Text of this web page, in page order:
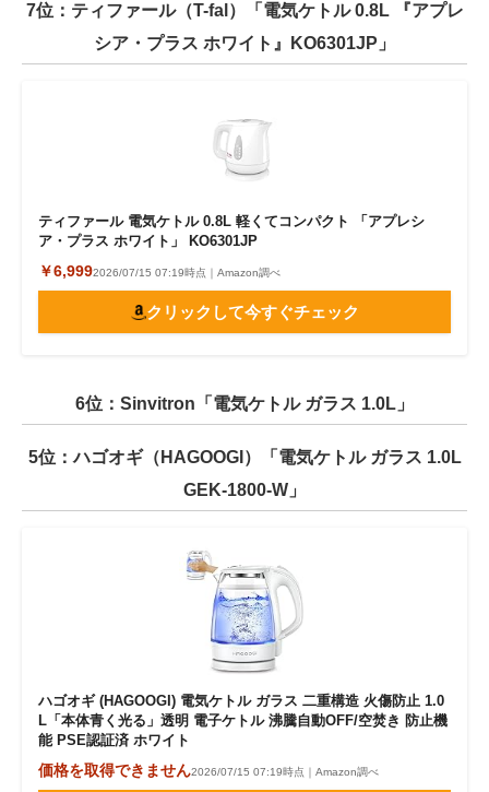
7位：ティファール（T-fal）「電気ケトル 0.8L 『アプレ
シア・プラス ホワイト』KO6301JP」
ティファール 電気ケトル 0.8L 軽くてコンパクト 「アプレシ
ア・プラス ホワイト」 KO6301JP
￥6,9992026/07/15 07:19時点｜Amazon調べ
クリックして今すぐチェック
6位：Sinvitron「電気ケトル ガラス 1.0L」
5位：ハゴオギ（HAGOOGI）「電気ケトル ガラス 1.0L
GEK-1800-W」
ハゴオギ (HAGOOGI) 電気ケトル ガラス 二重構造 火傷防止 1.0
L「本体青く光る」透明 電子ケトル 沸騰自動OFF/空焚き 防止機
能 PSE認証済 ホワイト
価格を取得できません2026/07/15 07:19時点｜Amazon調べ